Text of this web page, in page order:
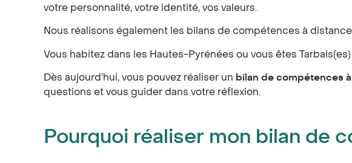
votre personnalité, votre identité, vos valeurs.
Nous réalisons également les bilans de compétences à
Vous habitez dans les Hautes-Pyrénées ou vous êtes
Dès aujourd’hui, vous pouvez réaliser un bilan de compétences
questions et vous guider dans votre réflexion.
Pourquoi réaliser mon bilan de